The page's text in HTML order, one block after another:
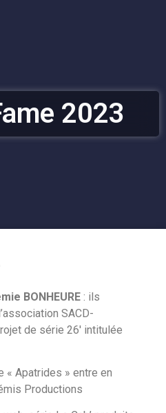
2023
BONHEURE : ils
SACD-
de série 26′ intitulée
« Apatrides » entre en
Productions